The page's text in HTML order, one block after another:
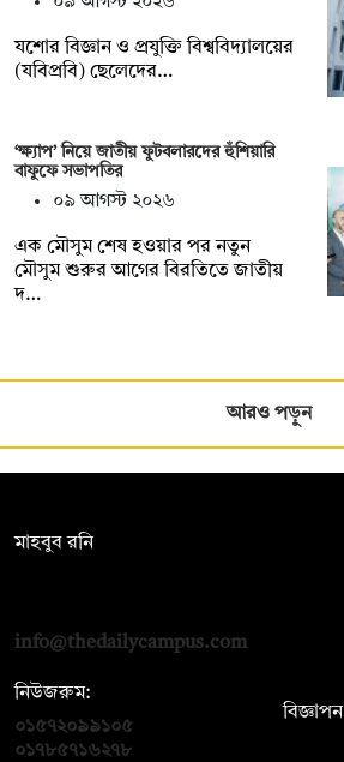
যশোর বিজ্ঞান ও প্রযুক্তি বিশ্ববিদ্যালয়ের
(যবিপ্রবি) ছেলেদের…
‘ক্ষ্যাপ’ নিয়ে জাতীয় ফুটবলারদের হুঁশিয়ারি
বাফুফে সভাপতির
০৯ আগস্ট ২০২৬
এক মৌসুম শেষ হওয়ার পর নতুন
মৌসুম শুরুর আগের বিরতিতে জাতীয়
দ…
আরও পড়ুন
মাহবুব রনি
info@thedailycampus.com
নিউজরুম:
০১৫৭২০৯৯১০৫
০১৭৮৫৭১৬২৭৮
বিজ্ঞাপন